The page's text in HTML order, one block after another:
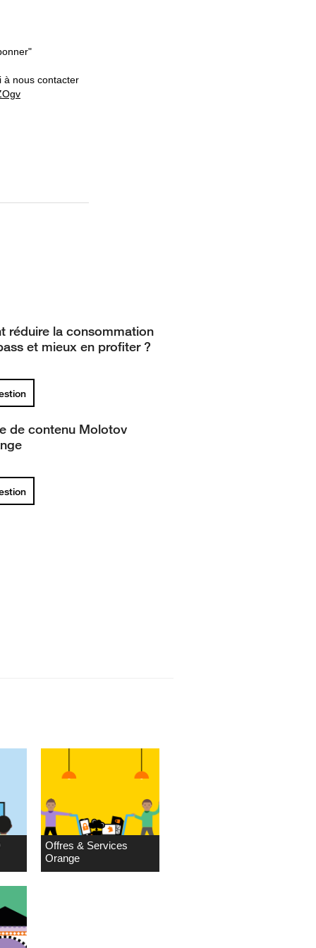
à nous contacter
réduire la consommation
et mieux en profiter ?
de contenu Molotov
Offres & Services
Orange